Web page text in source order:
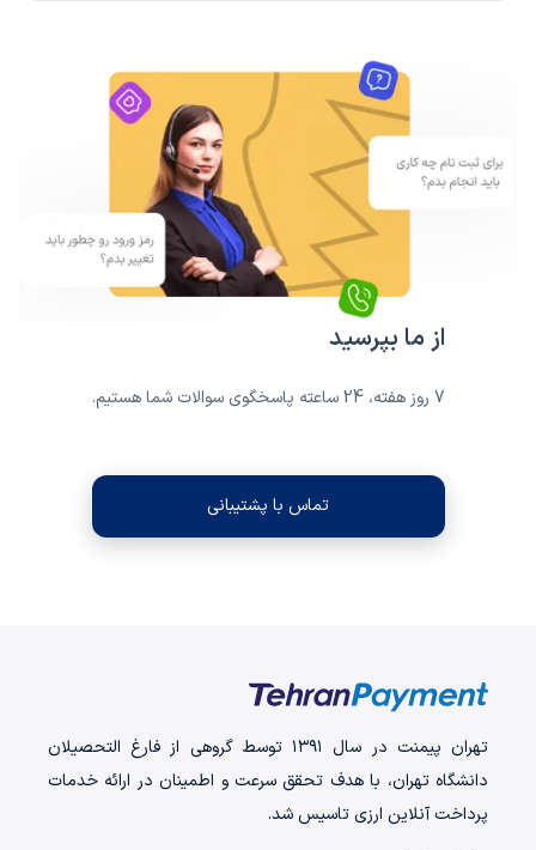
از ما بپرسید
7 روز هفته، 24 ساعته پاسخگوی سوالات شما هستیم.
تماس با پشتیبانی
تهران‌ پیمنت در سال ۱۳۹۱ توسط گروهی از فارغ التحصیلان
دانشگاه تهران، با هدف تحقق سرعت و اطمینان در ارائه خدمات
پرداخت‌ آنلاین ارزی تاسیس شد.